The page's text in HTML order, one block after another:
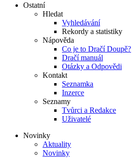
Ostatní
Hledat
Vyhledávání
Rekordy a statistiky
Nápověda
Co je to Dračí Doupě?
Dračí manuál
Otázky a Odpovědi
Kontakt
Seznamka
Inzerce
Seznamy
Tvůrci a Redakce
Uživatelé
Novinky
Aktuality
Novinky